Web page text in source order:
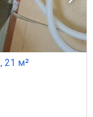
21 м²